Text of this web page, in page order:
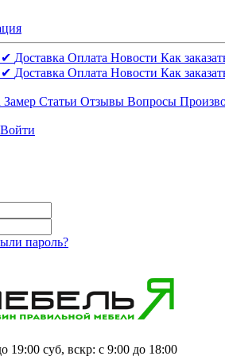
✔ Доставка Оплата Новости Как
✔ Доставка Оплата Новости Как
Замер Статьи Отзывы Вопросы
Войти
пароль?
19:00 суб, вскр: с 9:00 до 18:00